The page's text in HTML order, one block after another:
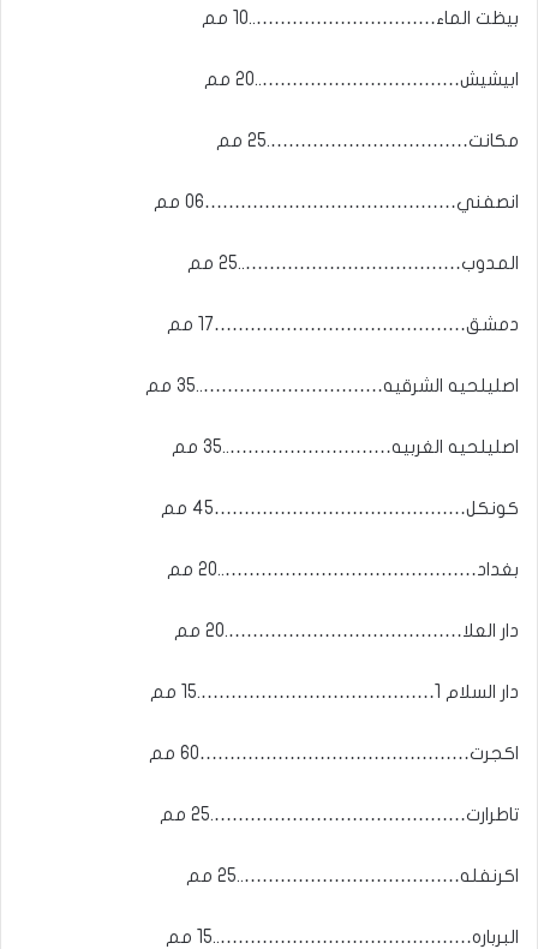
بيظت الماء…………………………..10 مم
ابيشيش……………………………..20 مم
مكانت…………………………….25 مم
انصفني……………………………………06 مم
المدوب………………………………..25 مم
دمشق……………………………………17 مم
اصليلحيه الشرقيه…………………………..35 مم
اصليلحيه الغربيه………………………..35 مم
كونكل……………………………………45 مم
بغداد……………………………………..20 مم
دار العلا………………………………….20 مم
دار السلام 1………………………………….15 مم
اكجرت………………………………………60 مم
تاطرارت…………………………………….25 مم
اكرنفله………………………………..25 مم
البرباره……………………………………..15 مم